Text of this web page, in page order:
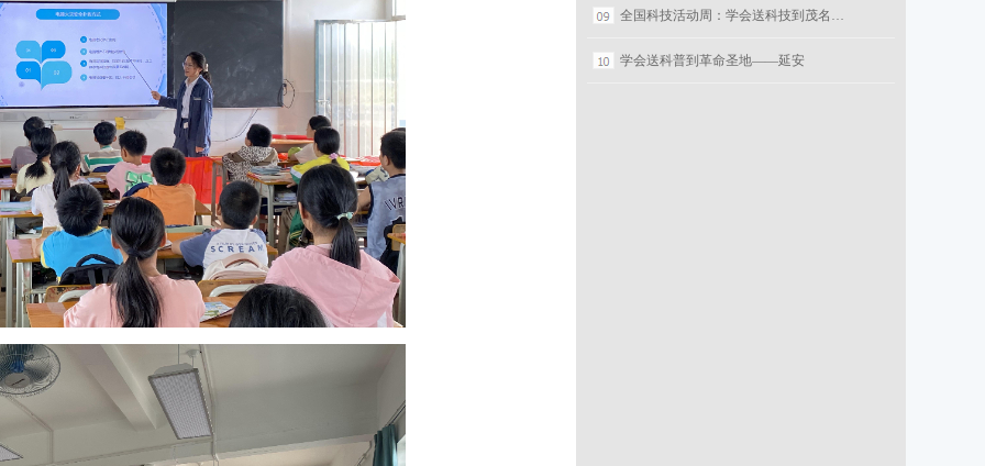
全国科技活动周：学会送科技到茂名…
学会送科普到革命圣地——延安